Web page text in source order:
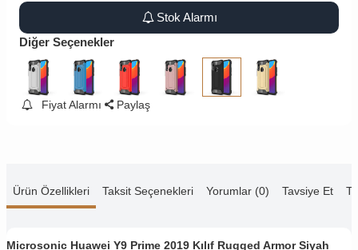
Stok Alarmı
Diğer Seçenekler
Fiyat Alarmı Paylaş
Ürün Özellikleri Taksit Seçenekleri Yorumlar (0) Tavsiye Et
Microsonic Huawei Y9 Prime 2019 Kılıf Rugged Armor Siyah